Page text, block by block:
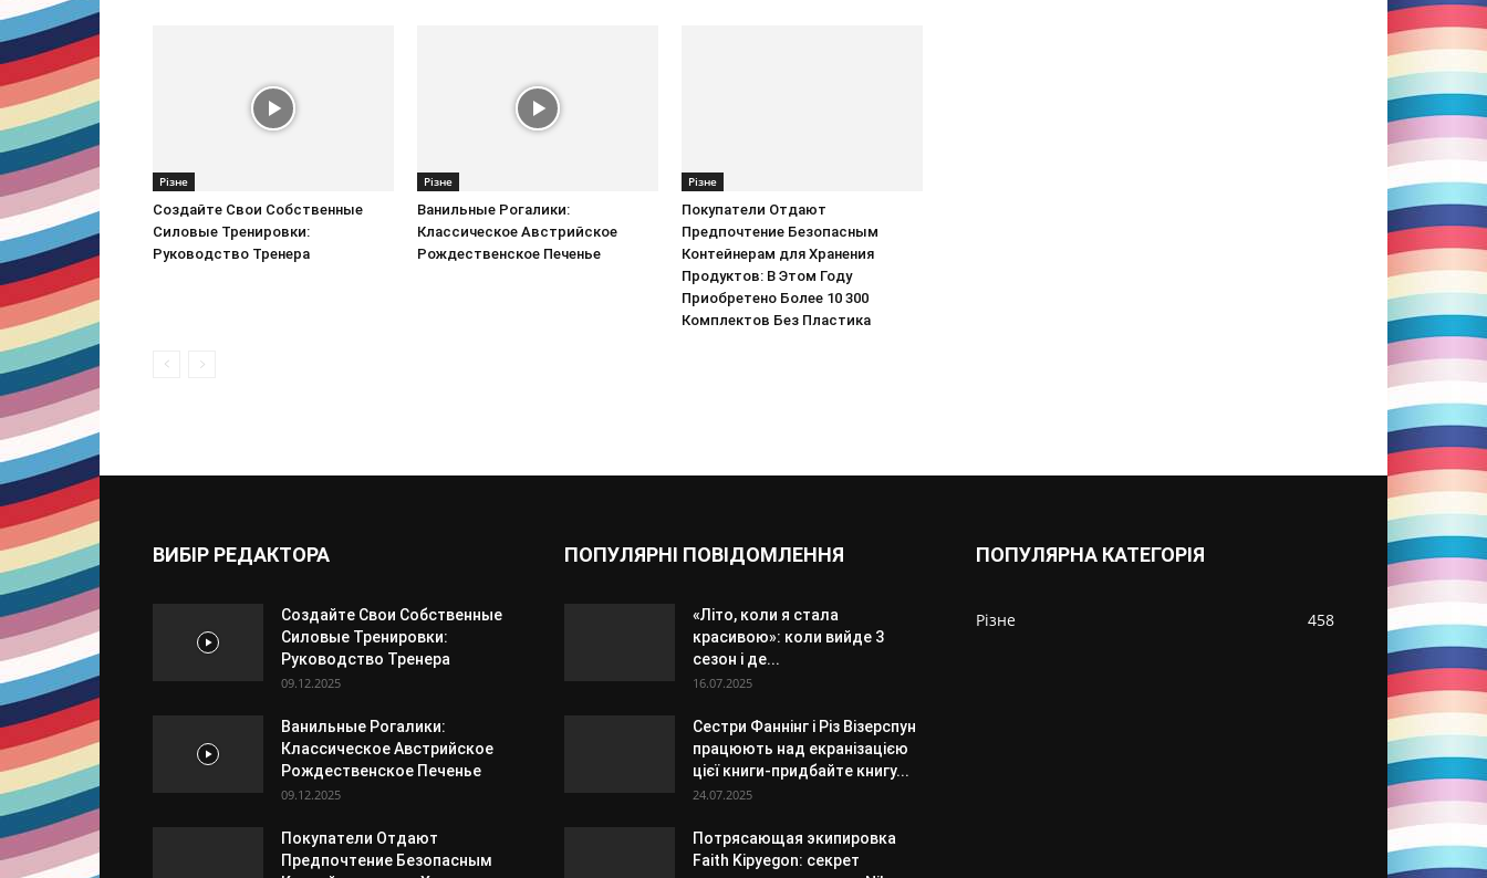
Різне
Создайте Свои Собственные
Силовые Тренировки:
Руководство Тренера
Різне
Ванильные Рогалики:
Классическое Австрийское
Рождественское Печенье
Різне
Покупатели Отдают
Предпочтение Безопасным
Контейнерам для Хранения
Продуктов: В Этом Году
Приобретено Более 10 300
Комплектов Без Пластика
ВИБІР РЕДАКТОРА
Создайте Свои Собственные
Силовые Тренировки:
Руководство Тренера
09.12.2025
Ванильные Рогалики:
Классическое Австрийское
Рождественское Печенье
09.12.2025
Покупатели Отдают
Предпочтение Безопасным
ПОПУЛЯРНІ ПОВІДОМЛЕННЯ
«Літо, коли я стала
красивою»: коли вийде 3
сезон і де...
16.07.2025
Сестри Фаннінг і Різ Візерспун
працюють над екранізацією
цієї книги-придбайте книгу...
24.07.2025
Потрясающая экипировка
Faith Kipyegon: секрет
ПОПУЛЯРНА КАТЕГОРІЯ
Різне 458